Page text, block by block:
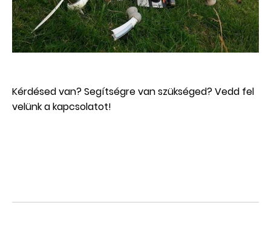
Kérdésed van? Segítségre van szükséged? Vedd fel
velünk akapcsolatot!